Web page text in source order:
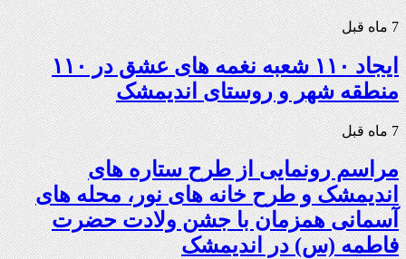
7 ماه قبل
ایجاد ۱۱۰ شعبه نغمه های عشق در ۱۱۰
منطقه شهر و روستای اندیمشک
7 ماه قبل
مراسم رونمایی از طرح ستاره های
اندیمشک و طرح خانه های نور، محله های
آسمانی همزمان با جشن ولادت حضرت
فاطمه (س) در اندیمشک